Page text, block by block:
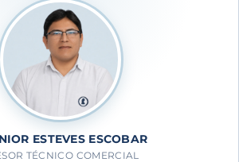
ESTEVES ESCOBAR
TÉCNICO COMERCIAL